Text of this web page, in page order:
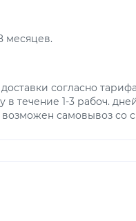
месяцев.
согласно
в течение 1-3 рабоч.
возможен самовывоз со